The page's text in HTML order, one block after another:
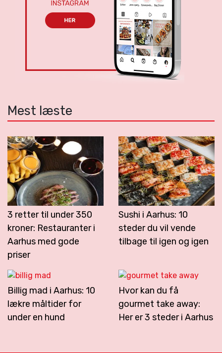
Mest læste
3 retter til under 350
kroner: Restauranter i
Aarhus med gode
priser
Sushi i Aarhus: 10
steder du vil vende
tilbage til igen og igen
Billig mad i Aarhus: 10
lækre måltider for
under en hund
Hvor kan du få
gourmet take away:
Her er 3 steder i Aarhus